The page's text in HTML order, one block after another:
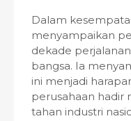
Dalam
menyampaikan
dekade
bangsa. Ia
ini menjadi
perusahaan hadir
tahan industri